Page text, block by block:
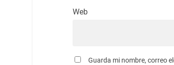
Web
Guarda mi nombre, correo